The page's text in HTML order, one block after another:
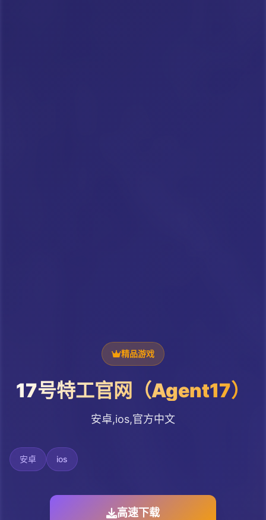
精品游戏
17号特工官网（Agent17）
安卓,ios,官方中文
安卓 ios
高速下载